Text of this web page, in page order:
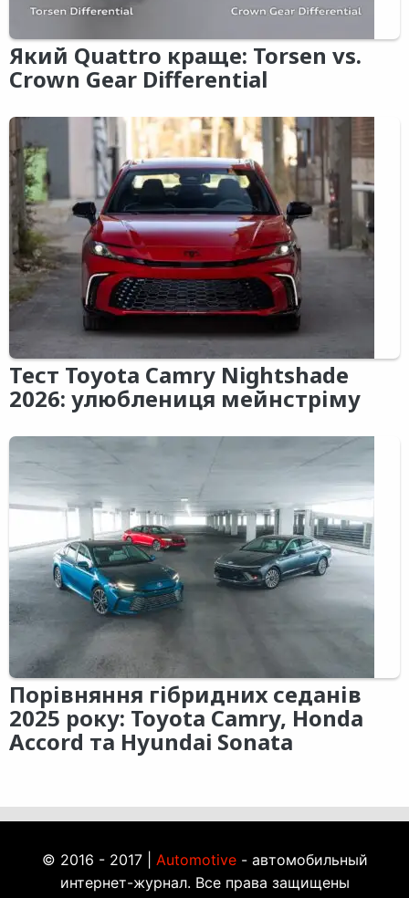
Який Quattro краще: Torsen vs.
Crown Gear Differential
Тест Toyota Camry Nightshade
2026: улюблениця мейнстріму
Порівняння гібридних седанів
2025 року: Toyota Camry, Honda
Accord та Hyundai Sonata
© 2016 - 2017 | Automotive- автомобильный
интернет-журнал. Все права защищены